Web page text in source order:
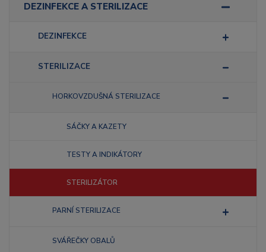
DEZINFEKCE A STERILIZACE
DEZINFEKCE
STERILIZACE
HORKOVZDUŠNÁ STERILIZACE
SÁČKY A KAZETY
TESTY A INDIKÁTORY
STERILIZÁTOR
PARNÍ STERILIZACE
SVÁŘEČKY OBALŮ